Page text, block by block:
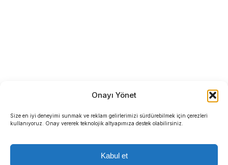
Onayı Yönet
Size en iyi deneyimi sunmak ve reklam gelirlerimizi sürdürebilmek için çerezleri
kullanıyoruz. Onay vererek teknolojik altyapımıza destek olabilirsiniz.
Kabul et